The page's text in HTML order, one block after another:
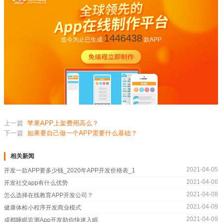
迄今为止已生成 1446438款APP
上一篇 苹果APP上架费用高么？
下一篇 如果要自己做一个APP需要什么基础？
相关新闻
开发一款APP要多少钱_2020年APP开发价格表_1
2021-04-05
开发社交app有什么优势
2021-04-06
怎么选择在线教育APP开发公司？
2021-04-08
健康体检小程序开发商业模式
2021-04-09
成都睡眠监测App开发助你快速入眠
2021-04-09